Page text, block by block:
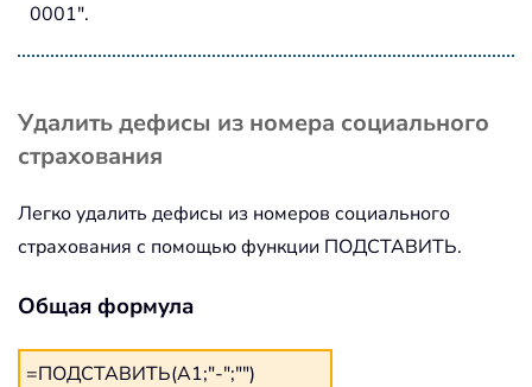
0001".
Удалить дефисы из номера социального
страхования
Легко удалить дефисы из номеров социального
страхования с помощью функции ПОДСТАВИТЬ.
Общая формула
=ПОДСТАВИТЬ(A1;"-";"")